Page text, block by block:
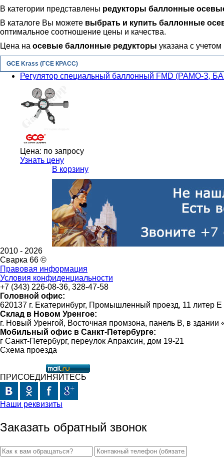
В категории представлены редукторы баллонные
В каталоге Вы можете выбрать и купить баллонные
оптимальное соотношение цены и качества.
Цена на осевые баллонные редукторы указана с
GCE Krass (ГСЕ КРАСС)
Регулятор специальный баллонный FMD (РАМО-З,
Цена: по запросу
Узнать цену
В корзину
2010 - 2026
Сварка 66 ©
Правовая информация
Условия конфиденциальности
+7 (343) 226-08-36, 328-47-58
Головной офис:
620137 г. Екатеринбург, Промышленный проезд, 11 литер Е
Склад в Новом Уренгое:
г. Новый Уренгой, Восточная промзона, панель В, в
Мобильный офис в Санкт-Петербурге:
г Санкт-Петербург, переулок Апраксин, дом 19-21
Схема проезда
ПРИСОЕДИНЯЙТЕСЬ
Наши реквизиты
Заказать обратный звонок